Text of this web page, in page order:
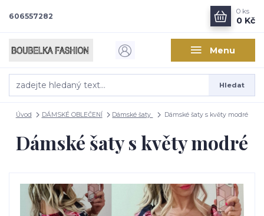
Menu
Hledat
606557282
0 ks
0 Kč
Úvod DÁMSKÉ OBLEČENÍ Dámské šaty Dámské šaty s květy modré
Dámské šaty s květy modré